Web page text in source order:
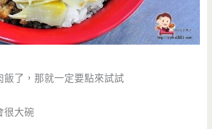
了，那就一定要點來試試
很大碗